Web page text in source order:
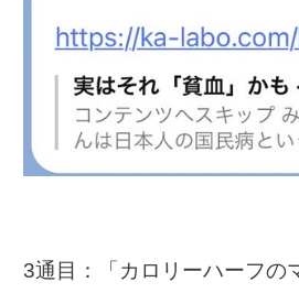
3通目：「カロリーハーフの